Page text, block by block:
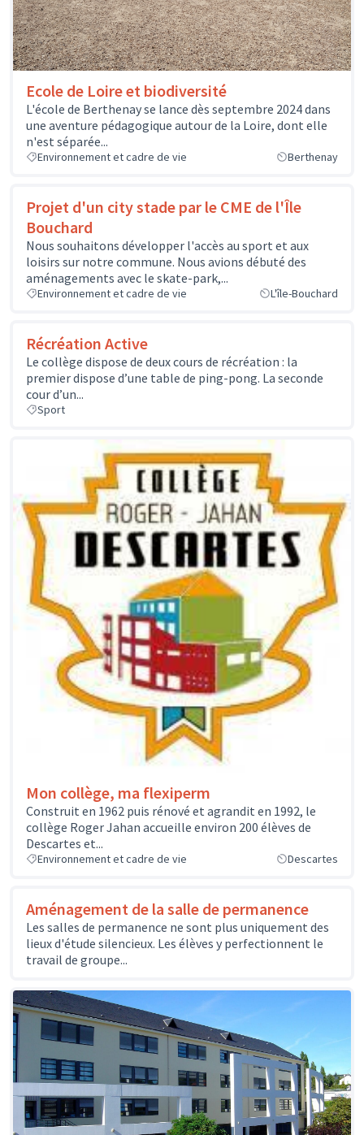
Ecole de Loire et biodiversité
L'école de Berthenay se lance dès septembre 2024 dans
une aventure pédagogique autour de la Loire, dont elle
n'est séparée...
Environnement et cadre de vie Berthenay
Projet d'un city stade par le CME de l'Île
Bouchard
Nous souhaitons développer l'accès au sport et aux
loisirs sur notre commune. Nous avions débuté des
aménagements avec le skate-park,...
Environnement et cadre de vie L'île-Bouchard
Récréation Active
Le collège dispose de deux cours de récréation : la
premier dispose d’une table de ping-pong. La seconde
cour d’un...
Sport
Mon collège, ma flexiperm
Construit en 1962 puis rénové et agrandit en 1992, le
collège Roger Jahan accueille environ 200 élèves de
Descartes et...
Environnement et cadre de vie Descartes
Aménagement de la salle de permanence
Les salles de permanence ne sont plus uniquement des
lieux d'étude silencieux. Les élèves y perfectionnent le
travail de groupe...